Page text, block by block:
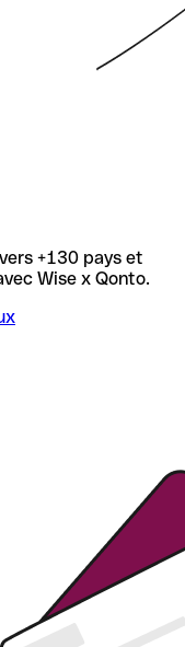
+130 pays et
Wise x Qonto.